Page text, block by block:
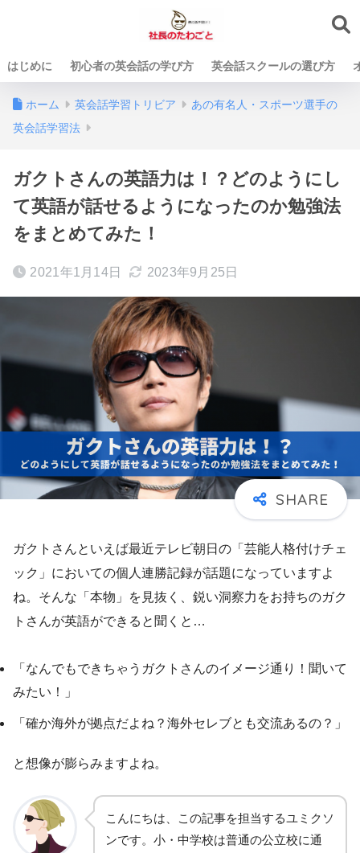
はじめに 初心者の英会話の学び方 英会話スクールの選び方
ホーム 英会話学習トリビア
あの有名人・スポーツ選手の
英会話学習法
ガクトさんの英語力は！？どのようにし
て英語が話せるようになったのか勉強法
をまとめてみた！
2021年1月14日 2023年9月25日
ガクトさんといえば最近テレビ朝日の「芸能人格付けチェ
ック」においての個人連勝記録が話題になっていますよ
ね。そんな「本物」を見抜く、鋭い洞察力をお持ちのガク
トさんが英語ができると聞くと…
「なんでもできちゃうガクトさんのイメージ通り！聞いて
みたい！」
「確か海外が拠点だよね？海外セレブとも交流あるの？」
と想像が膨らみますよね。
こんにちは、この記事を担当するユミクソ
ンです。小・中学校は普通の公立校に通